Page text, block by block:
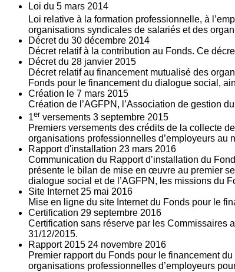
Loi du 5 mars 2014
Loi relative à la formation professionnelle, à
organisations syndicales de salariés et des
Décret du 30 décembre 2014
Décret relatif à la contribution au Fonds. Ce
Décret du 28 janvier 2015
Décret relatif au financement mutualisé des
Fonds pour le financement du dialogue social,
Création le 7 mars 2015
Création de l’AGFPN, l’Association de gestion
1er versements 3 septembre 2015
Premiers versements des crédits de la collecte
organisations professionnelles d’employeurs au
Rapport d'installation 23 mars 2016
Communication du Rapport d’installation du
présente le bilan de mise en œuvre au premier
dialogue social et de l’AGFPN, les missions du
Site Internet 25 mai 2016
Mise en ligne du site Internet du Fonds pour le
Certification 29 septembre 2016
Certification sans réserve par les Commissaires
31/12/2015.
Rapport 2015 24 novembre 2016
Premier rapport du Fonds pour le financement
organisations professionnelles d’employeurs